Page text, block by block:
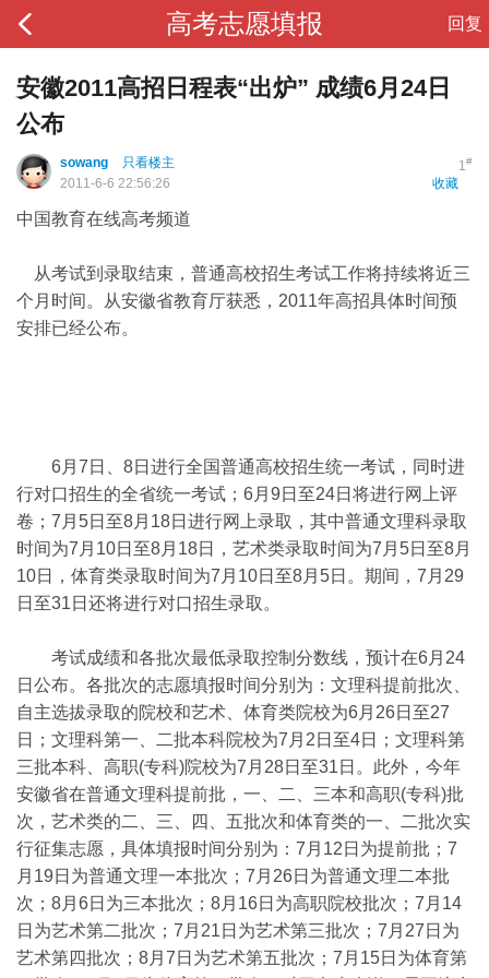
高考志愿填报 回复
安徽2011高招日程表“出炉” 成绩6月24日
公布
1#
sowang
只看楼主
收藏
2011-6-6 22:56:26
中国教育在线高考频道
从考试到录取结束，普通高校招生考试工作将持续将近三
个月时间。从安徽省教育厅获悉，2011年高招具体时间预
安排已经公布。
6月7日、8日进行全国普通高校招生统一考试，同时进
行对口招生的全省统一考试；6月9日至24日将进行网上评
卷；7月5日至8月18日进行网上录取，其中普通文理科录取
时间为7月10日至8月18日，艺术类录取时间为7月5日至8月
10日，体育类录取时间为7月10日至8月5日。期间，7月29
日至31日还将进行对口招生录取。
考试成绩和各批次最低录取控制分数线，预计在6月24
日公布。各批次的志愿填报时间分别为：文理科提前批次、
自主选拔录取的院校和艺术、体育类院校为6月26日至27
日；文理科第一、二批本科院校为7月2日至4日；文理科第
三批本科、高职(专科)院校为7月28日至31日。此外，今年
安徽省在普通文理科提前批，一、二、三本和高职(专科)批
次，艺术类的二、三、四、五批次和体育类的一、二批次实
行征集志愿，具体填报时间分别为：7月12日为提前批；7
月19日为普通文理一本批次；7月26日为普通文理二本批
次；8月6日为三本批次；8月16日为高职院校批次；7月14
日为艺术第二批次；7月21日为艺术第三批次；7月27日为
艺术第四批次；8月7日为艺术第五批次；7月15日为体育第